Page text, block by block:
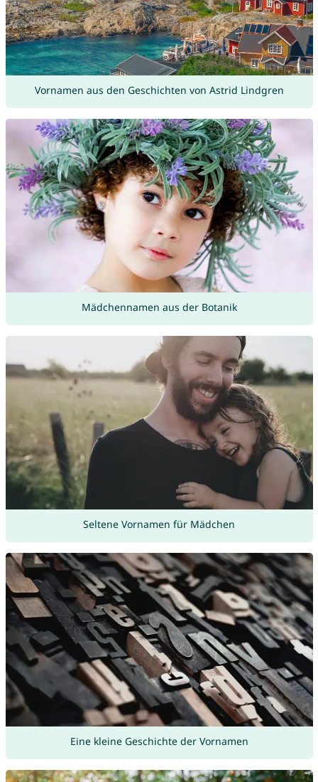
Vornamen aus den Geschichten von Astrid Lindgren
Mädchennamen aus der Botanik
Seltene Vornamen für Mädchen
Eine kleine Geschichte der Vornamen